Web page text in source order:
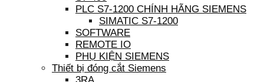
PLC S7-1200 CHÍNH HÃNG SIEMENS
SIMATIC S7-1200
SOFTWARE
REMOTE IO
PHỤ KIỆN SIEMENS
Thiết bị đóng cắt Siemens